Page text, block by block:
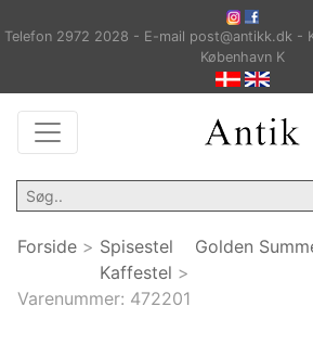
Telefon 2972 2028 - E-mail post@antikk.dk -
København K
Forside > Spisestel
Kaffestel >
Golden
Varenummer: 472201